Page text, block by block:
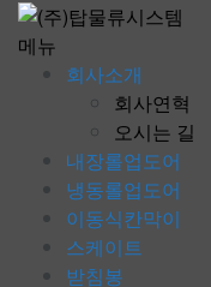
메뉴
회사소개
회사연혁
오시는 길
내장롤업도어
냉동롤업도어
이동식칸막이
스케이트
받침봉